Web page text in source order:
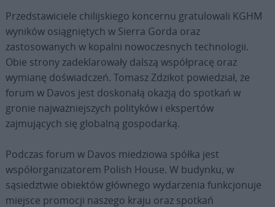
Przedstawiciele chilijskiego koncernu gratulowali KGHM
wyników osiągniętych w Sierra Gorda oraz
zastosowanych w kopalni nowoczesnych technologii.
Obie strony zadeklarowały dalszą współpracę oraz
wymianę doświadczeń. Tomasz Zdzikot powiedział, że
forum w Davos jest doskonałą okazją do spotkań w
gronie najważniejszych polityków i ekspertów
zajmujących się globalną gospodarką.
Podczas forum w Davos miedziowa spółka jest
współorganizatorem Polish House. W budynku, w
sąsiedztwie obiektów głównego wydarzenia funkcjonuje
miejsce promocji naszego kraju oraz spotkań